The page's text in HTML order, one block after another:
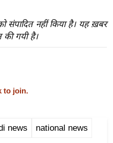
संपादित नहीं किया है। यह ख़बर
की गयी है।
to join.
news national news